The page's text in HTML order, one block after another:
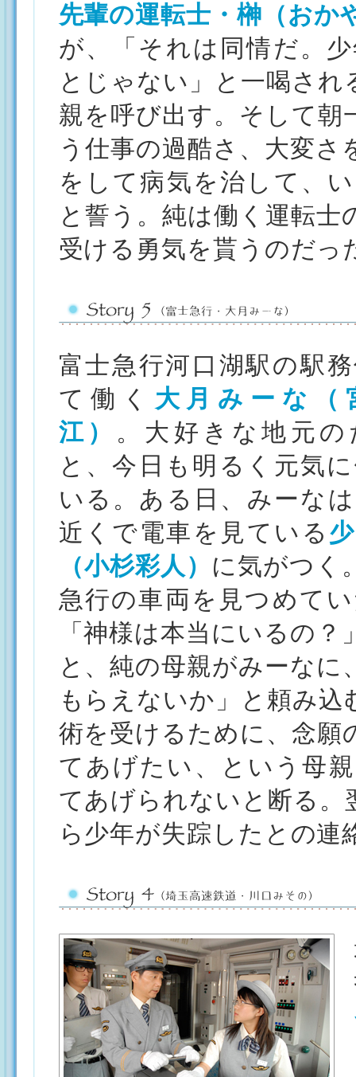
先輩の運転士・榊（おか
が、「それは同情だ。
とじゃない」と一喝さ
親を呼び出す。そして朝
う仕事の過酷さ、大変
をして病気を治して、
と誓う。純は働く運転
受ける勇気を貰うのだっ
富士急行河口湖駅の駅
て働く 大月みーな（
江） 。大好きな地元の
と、今日も明るく元気
いる。ある日、みーな
近くで電車を見ている
（小杉彩人） に気がつく
急行の車両を見つめて
「神様は本当にいるの
と、純の母親がみーな
もらえないか」と頼み
術を受けるために、念願
てあげたい、という母
てあげられないと断る。
ら少年が失踪したとの